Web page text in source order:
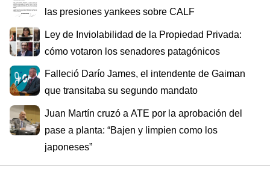
las presiones yankees sobre CALF
Ley de Inviolabilidad de la Propiedad Privada:
cómo votaron los senadores patagónicos
Falleció Darío James, el intendente de Gaiman
que transitaba su segundo mandato
Juan Martín cruzó a ATE por la aprobación del
pase a planta: “Bajen y limpien como los
japoneses”